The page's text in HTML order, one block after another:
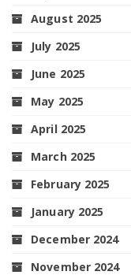
August 2025
July 2025
June 2025
May 2025
April 2025
March 2025
February 2025
January 2025
December 2024
November 2024